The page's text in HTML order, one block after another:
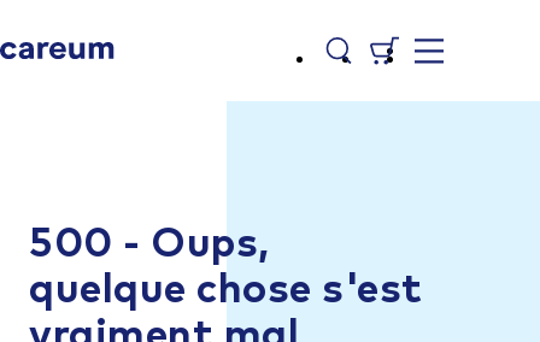
500 - Oups,
quelque chose s'est